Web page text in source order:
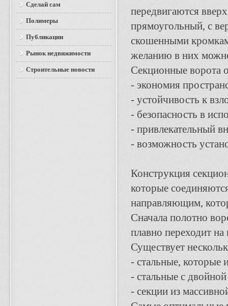
передвигаются
прямоугольный, с
скошенными
желанию в них
Секционные ворота
- экономия
- устойчивость к
- безопасность в
- привлекательный
- возможность
Конструкция
которые
направляющим,
Сначала полотно
плавно переходит на
Существует
- стальные, которые
- стальные с
- секции из
Сделай сам
Полимеры
Публикации
Рынок недвижимости
Строительные новости